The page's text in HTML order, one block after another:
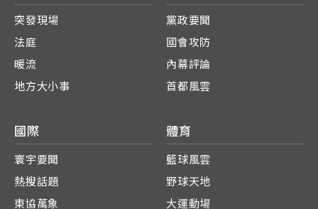
突發現場
法庭
暖流
地方大小事
黨政要聞
國會攻防
內幕評論
首都風雲
國際
寰宇要聞
熱搜話題
東協萬象
體育
籃球風雲
野球天地
大運動場